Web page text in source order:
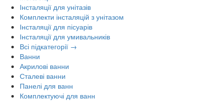
Інсталяції для унітазів
Комплекти інсталяцій з унітазом
Інсталяції для пісуарів
Інсталяції для умивальників
Всі підкатегорії →
Ванни
Акрилові ванни
Сталеві ванни
Панелі для ванн
Комплектуючі для ванн